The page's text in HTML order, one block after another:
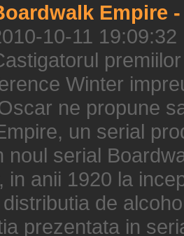
Empire
10-11 19:09:32
Winter
ne propune
un serial
noul serial
in anii 1920 la
de
prezentata in